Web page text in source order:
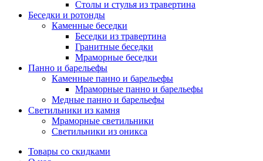
Столы и стулья из травертина
Беседки и ротонды
Каменные беседки
Беседки из травертина
Гранитные беседки
Мраморные беседки
Панно и барельефы
Каменные панно и барельефы
Мраморные панно и барельефы
Медные панно и барельефы
Светильники из камня
Мраморные светильники
Светильники из оникса
Товары со скидками